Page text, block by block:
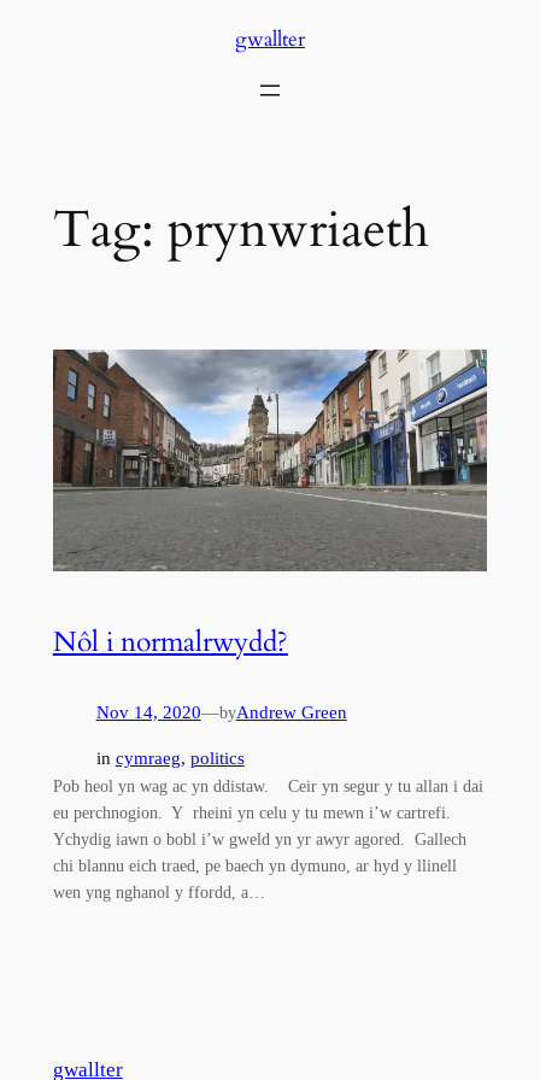
gwallter
Tag: prynwriaeth
Nôl i normalrwydd?
Nov 14, 2020—byAndrew Green
in cymraeg, politics
Pob heol yn wag ac yn ddistaw. Ceir yn segur y tu allan i dai
eu perchnogion. Y rheini yn celu y tu mewn i’w cartrefi.
Ychydig iawn o bobl i’w gweld yn yr awyr agored. Gallech
chi blannu eich traed, pe baech yn dymuno, ar hyd y llinell
wen yng nghanol y ffordd, a…
gwallter